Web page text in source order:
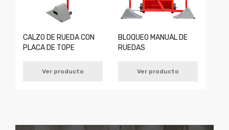
CALZO DE RUEDA CON
PLACA DE TOPE
Ver producto
BLOQUEO MANUAL DE
RUEDAS
Ver producto